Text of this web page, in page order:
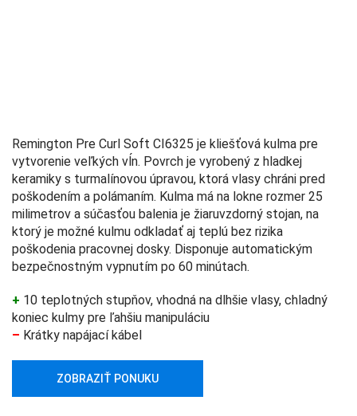
Remington Pre Curl Soft CI6325 je kliešťová kulma pre
vytvorenie veľkých vĺn. Povrch je vyrobený z hladkej
keramiky s turmalínovou úpravou, ktorá vlasy chráni pred
poškodením a polámaním. Kulma má na lokne rozmer 25
milimetrov a súčasťou balenia je žiaruvzdorný stojan, na
ktorý je možné kulmu odkladať aj teplú bez rizika
poškodenia pracovnej dosky. Disponuje automatickým
bezpečnostným vypnutím po 60 minútach.
+ 10 teplotných stupňov, vhodná na dlhšie vlasy, chladný
koniec kulmy pre ľahšiu manipuláciu
– Krátky napájací kábel
ZOBRAZIŤ PONUKU